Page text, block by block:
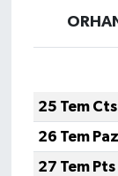
25 Tem Cts
26 Tem Paz
27 Tem Pts